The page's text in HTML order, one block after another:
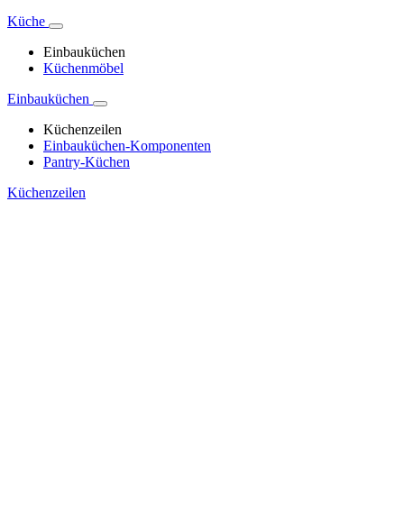
Küche
Einbauküchen
Küchenmöbel
Einbauküchen
Küchenzeilen
Einbauküchen-Komponenten
Pantry-Küchen
Küchenzeilen